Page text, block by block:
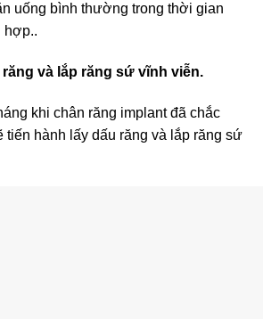
uống bình thường trong thời gian
hợp..
và lắp răng sứ vĩnh viễn.
khi chân răng implant đã chắc
tiến hành lấy dấu răng và lắp răng sứ